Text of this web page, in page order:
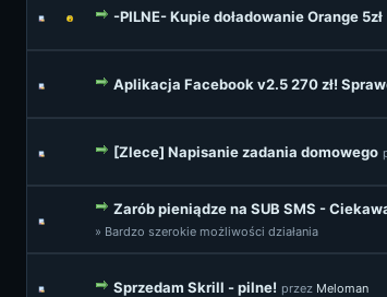
-PILNE- Kupie doładowanie Orange 5zł
Aplikacja Facebook v2.5 270 zł!
[Zlece] Napisanie zadania domowego
Zarób pieniądze na SUB SMS -
» Bardzo szerokie możliwości działania
Sprzedam Skrill - pilne! przez Meloman